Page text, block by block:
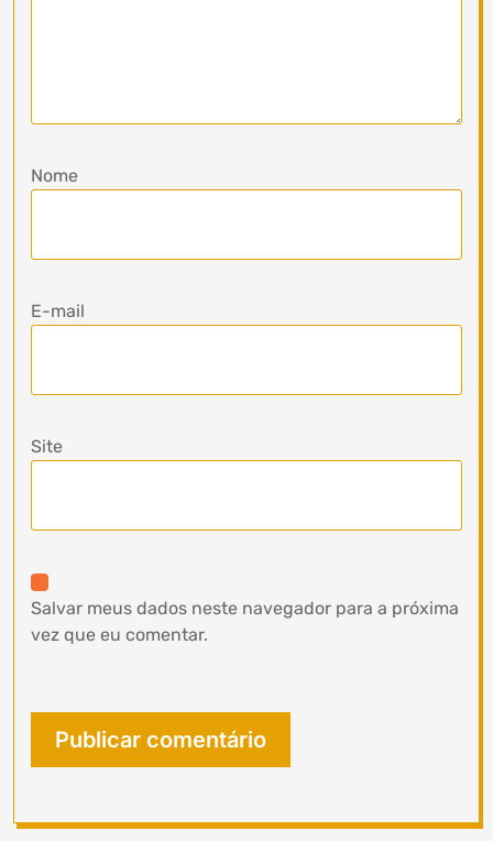
Nome
E-mail
Site
Salvar meus dados neste navegador para a próxima
vez que eu comentar.